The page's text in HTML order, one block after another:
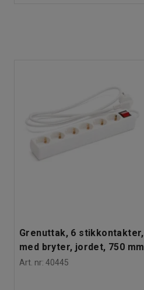
Grenuttak, 6 stikkontakter,
med bryter, jordet, 750 mm
Art. nr: 40445